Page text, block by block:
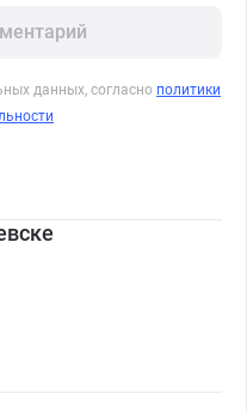
данных, согласно политики